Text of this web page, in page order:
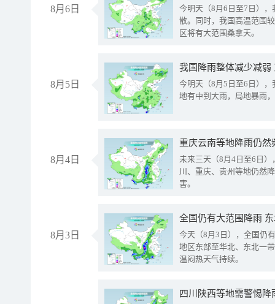
8月6日
今明天（8月6日至7日）
散。同时，我国高温范围
区将有大范围桑拿天。
8月5日
我国降雨整体减少减弱
今明天（8月5日至6日）
地有中到大雨，局地暴雨
8月4日
重庆云南等地降雨仍然
未来三天（8月4日至6日
川、重庆、贵州等地仍然
害。
8月3日
全国仍有大范围降雨
今天（8月3日），全国仍
地区东部至华北、东北一
温闷热天气持续。